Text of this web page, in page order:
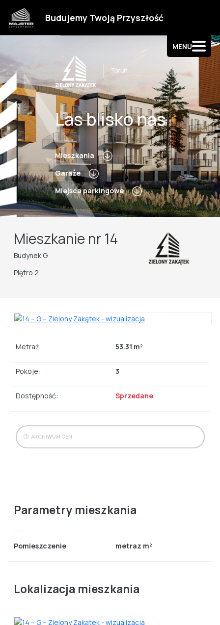
Budujemy Twoją Przyszłość
MENU
Kontakt
Las blisko nas
Mieszkania
Garaże
Miejsca parkingowe
Mieszkanie nr 14
Budynek G
Piętro 2
Metraż: 53.31 m²
Pokoje: 3
Dostępność: Sprzedane
ARCHIWUM CEN
Parametry mieszkania
Pomieszczenie metraz m²
Lokalizacja mieszkania